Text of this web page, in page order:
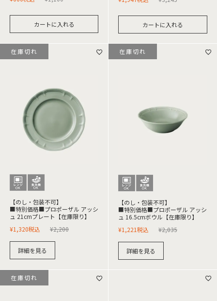
カートに入れる カートに入れる
【のし・包装不可】
■特別価格■プロポーザル アッシ
ュ 21cmプレート【在庫限り】
¥2,200
¥1,320税込
詳細を見る
在庫切れ
【のし・包装不可】
■特別価格■プロポーザル アッシ
ュ 16.5cmボウル【在庫限り】
¥2,035
¥1,221税込
詳細を見る
在庫切れ
在庫切れ